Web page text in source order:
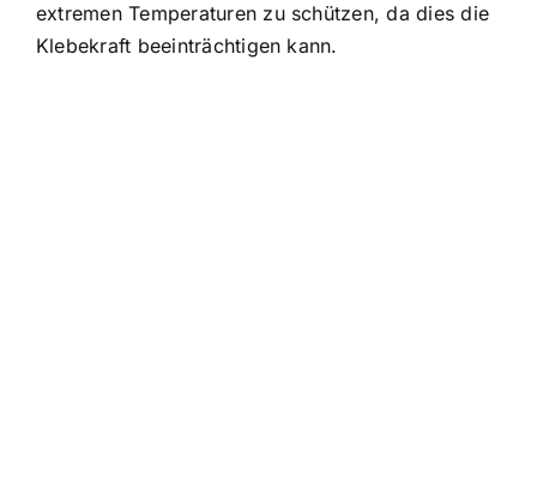
extremen Temperaturen zu schützen, da dies die
Klebekraft beeinträchtigen kann.